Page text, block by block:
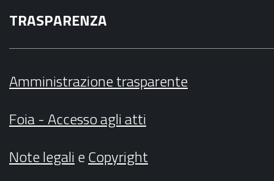
TRASPARENZA
Amministrazione trasparente
Foia - Accesso agli atti
Note legalieCopyright